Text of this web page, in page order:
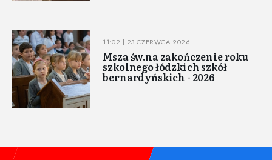
11:02 | 23 CZERWCA 2026
Msza św.na zakończenie roku
szkolnego łódzkich szkół
bernardyńskich - 2026